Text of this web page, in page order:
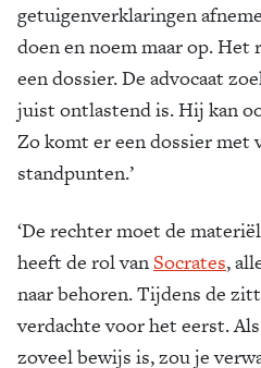
getuigenverklaringen
doen en noem maar op.
een dossier. De advocaat
juist ontlastend is. Hij kan
Zo komt er een dossier met
standpunten.’
‘De rechter moet de
heeft de rol vanSocrates,
naar behoren. Tijdens de
verdachte voor het eerst.
zoveel bewijs is, zou je